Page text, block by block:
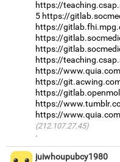
https://
5 https://
https://
https://
https://
https://
https://
https://
https://
https://
https://
(212.107.27.45)
·
juiwhoupubcy1980